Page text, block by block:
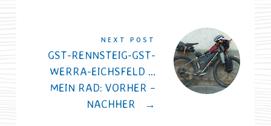
NEXT POST
GST-RENNSTEIG-GST-
WERRA-EICHSFELD …
MEIN RAD: VORHER –
NACHHER
→